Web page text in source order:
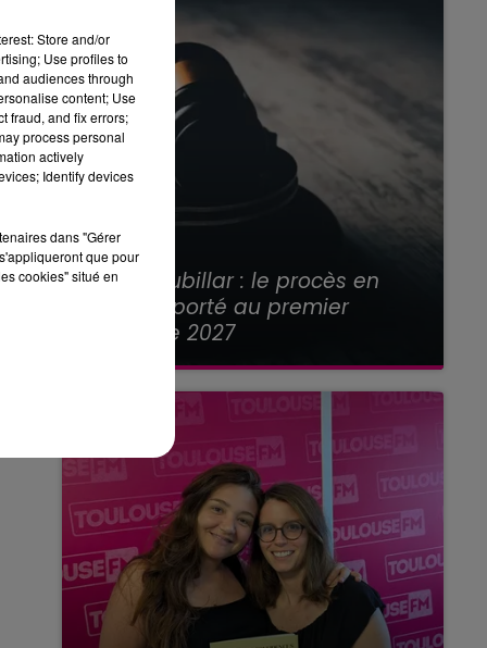
21 juillet 2026
Affaire Jubillar : le procès en
appel reporté au premier
semestre 2027
Store and/or
Use profiles to
audiences through
content; Use
fraud, and fix errors;
process personal
actively
Identify devices
dans "Gérer
que pour
cookies" situé en